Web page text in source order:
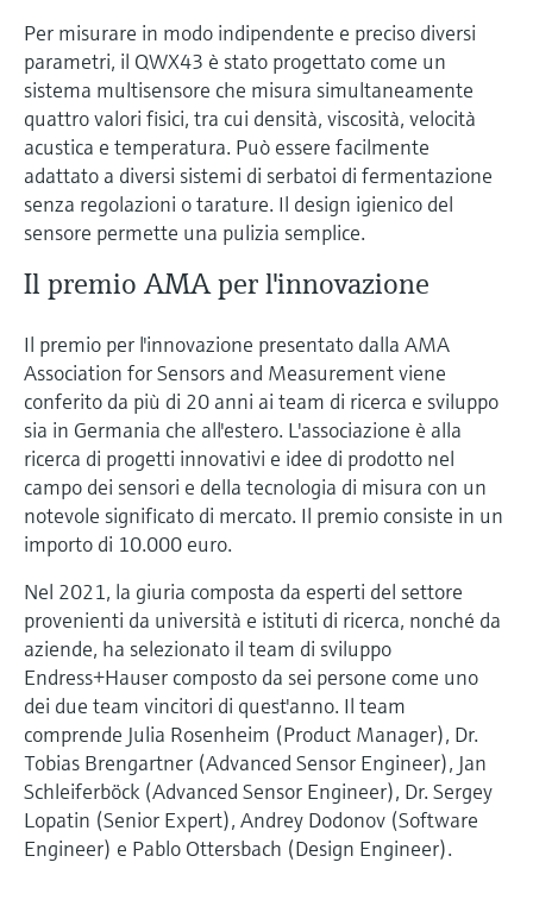
Per misurare in modo indipendente e preciso diversi
parametri, il QWX43 è stato progettato come un
sistema multisensore che misura simultaneamente
quattro valori fisici, tra cui densità, viscosità, velocità
acustica e temperatura. Può essere facilmente
adattato a diversi sistemi di serbatoi di fermentazione
senza regolazioni o tarature. Il design igienico del
sensore permette una pulizia semplice.
Il premio AMA per l'innovazione
Il premio per l'innovazione presentato dalla AMA
Association for Sensors and Measurement viene
conferito da più di 20 anni ai team di ricerca e sviluppo
sia in Germania che all'estero. L'associazione è alla
ricerca di progetti innovativi e idee di prodotto nel
campo dei sensori e della tecnologia di misura con un
notevole significato di mercato. Il premio consiste in un
importo di 10.000 euro.
Nel 2021, la giuria composta da esperti del settore
provenienti da università e istituti di ricerca, nonché da
aziende, ha selezionato il team di sviluppo
Endress+Hauser composto da sei persone come uno
dei due team vincitori di quest'anno. Il team
comprende Julia Rosenheim (Product Manager), Dr.
Tobias Brengartner (Advanced Sensor Engineer), Jan
Schleiferböck (Advanced Sensor Engineer), Dr. Sergey
Lopatin (Senior Expert), Andrey Dodonov (Software
Engineer) e Pablo Ottersbach (Design Engineer).